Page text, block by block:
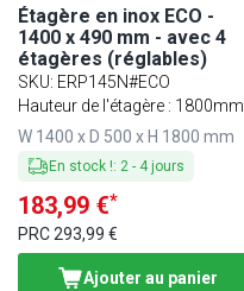
Étagère en inox ECO -
1400 x 490 mm - avec 4
étagères (réglables)
SKU: ERP145N#ECO
Hauteur de l'étagère : 1800mm
W 1400 x D 500 x H 1800 mm
En stock !: 2- 4 jours
183,99 €*
PRC293,99 €
Ajouter au panier